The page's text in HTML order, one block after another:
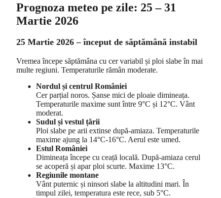
Prognoza meteo pe zile: 25 – 31
Martie 2026
25 Martie 2026 – început de săptămână instabil
Vremea începe săptămâna cu cer variabil și ploi slabe în mai
multe regiuni. Temperaturile rămân moderate.
Nordul și centrul României
Cer parțial noros. Șanse mici de ploaie dimineața.
Temperaturile maxime sunt între 9°C și 12°C. Vânt
moderat.
Sudul și vestul țării
Ploi slabe pe arii extinse după-amiaza. Temperaturile
maxime ajung la 14°C-16°C. Aerul este umed.
Estul României
Dimineața începe cu ceață locală. După-amiaza cerul
se acoperă și apar ploi scurte. Maxime 13°C.
Regiunile montane
Vânt puternic și ninsori slabe la altitudini mari. În
timpul zilei, temperatura este rece, sub 5°C.